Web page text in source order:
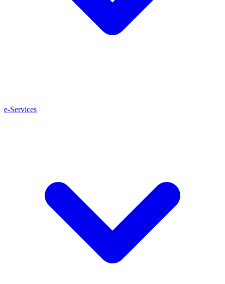
e-Services